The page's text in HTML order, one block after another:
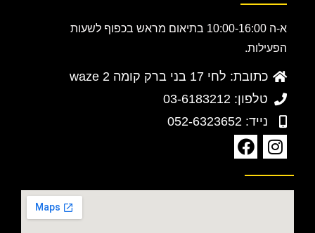
א-ה 10:00-16:00 בתיאום מראש בכפוף לשעות
הפעילות.
כתובת: לחי 17 בני ברק קומה 2 waze
טלפון: 03-6183212
נייד: 052-6323652